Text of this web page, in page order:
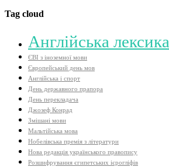
Tag cloud
Aнглійська лексика
ЄВІ з іноземної мови
Європейський день мов
Англійська і спорт
День державного прапора
День перекладача
Джозеф Конрад
Змішані мови
Мальтійська мова
Нобелівська премія з літератури
Нова редакція українського правопису
Розшифрування єгипетських ієрогліфів